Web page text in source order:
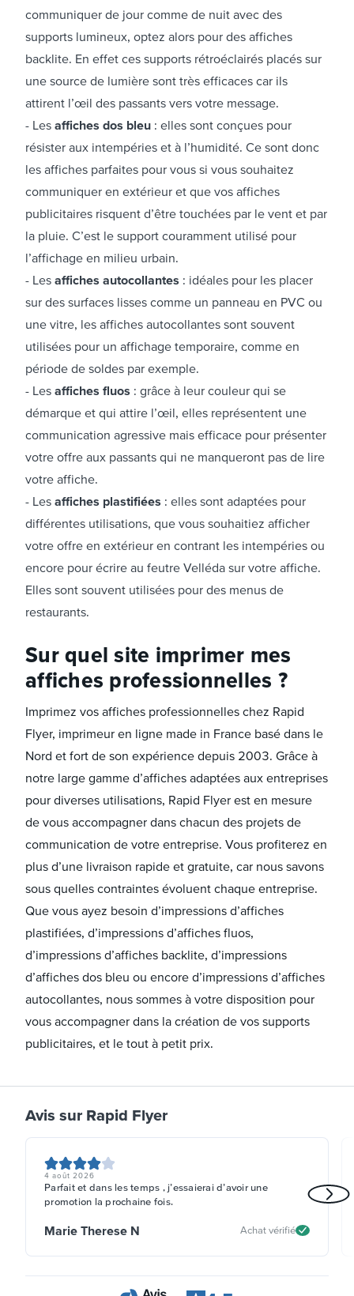
communiquer de jour comme de nuit avec des
supports lumineux, optez alors pour des affiches
backlite. En effet ces supports rétroéclairés placés sur
une source de lumière sont très efficaces car ils
attirent l’œil des passants vers votre message.
Les affiches dos bleu : elles sont conçues pour
résister aux intempéries et à l’humidité. Ce sont donc
les affiches parfaites pour vous si vous souhaitez
communiquer en extérieur et que vos affiches
publicitaires risquent d’être touchées par le vent et par
la pluie. C’est le support couramment utilisé pour
l’affichage en milieu urbain.
Les affiches autocollantes : idéales pour les placer
sur des surfaces lisses comme un panneau en PVC ou
une vitre, les affiches autocollantes sont souvent
utilisées pour un affichage temporaire, comme en
période de soldes par exemple.
Les affiches fluos : grâce à leur couleur qui se
démarque et qui attire l’œil, elles représentent une
communication agressive mais efficace pour présenter
votre offre aux passants qui ne manqueront pas de lire
votre affiche.
Les affiches plastifiées : elles sont adaptées pour
différentes utilisations, que vous souhaitiez afficher
votre offre en extérieur en contrant les intempéries ou
encore pour écrire au feutre Velléda sur votre affiche.
Elles sont souvent utilisées pour des menus de
restaurants.
Sur quel site imprimer mes
affiches professionnelles ?
Imprimez vos affiches professionnelles chez Rapid
Flyer, imprimeur en ligne made in France basé dans le
Nord et fort de son expérience depuis 2003. Grâce à
notre large gamme d’affiches adaptées aux entreprises
pour diverses utilisations, Rapid Flyer est en mesure
de vous accompagner dans chacun des projets de
communication de votre entreprise. Vous profiterez en
plus d’une livraison rapide et gratuite, car nous savons
sous quelles contraintes évoluent chaque entreprise.
Que vous ayez besoin d’impressions d’affiches
plastifiées, d’impressions d’affiches fluos,
d’impressions d’affiches backlite, d’impressions
d’affiches dos bleu ou encore d’impressions d’affiches
autocollantes, nous sommes à votre disposition pour
vous accompagner dans la création de vos supports
publicitaires, et le tout à petit prix.
Avis sur Rapid Flyer
4 août 2026
Parfait et dans les temps , j’essaierai d’avoir une
promotion la prochaine fois.
Marie Therese N Achat vérifié